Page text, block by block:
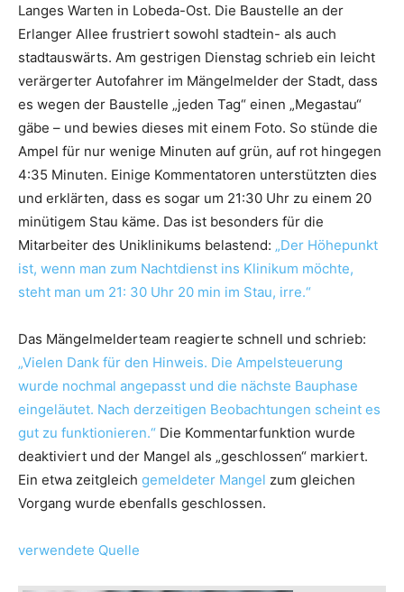
Langes Warten in Lobeda-Ost. Die Baustelle an der
Erlanger Allee frustriert sowohl stadtein- als auch
stadtauswärts. Am gestrigen Dienstag schrieb ein leicht
verärgerter Autofahrer im Mängelmelder der Stadt, dass
es wegen der Baustelle „jeden Tag“ einen „Megastau“
gäbe – und bewies dieses mit einem Foto. So stünde die
Ampel für nur wenige Minuten auf grün, auf rot hingegen
4:35 Minuten. Einige Kommentatoren unterstützten dies
und erklärten, dass es sogar um 21:30 Uhr zu einem 20
minütigem Stau käme. Das ist besonders für die
Mitarbeiter des Uniklinikums belastend: „Der Höhepunkt
ist, wenn man zum Nachtdienst ins Klinikum möchte,
steht man um 21: 30 Uhr 20 min im Stau, irre.“
Das Mängelmelderteam reagierte schnell und schrieb:
„Vielen Dank für den Hinweis. Die Ampelsteuerung
wurde nochmal angepasst und die nächste Bauphase
eingeläutet. Nach derzeitigen Beobachtungen scheint es
gut zu funktionieren.“ Die Kommentarfunktion wurde
deaktiviert und der Mangel als „geschlossen“ markiert.
Ein etwa zeitgleich gemeldeter Mangel zum gleichen
Vorgang wurde ebenfalls geschlossen.
verwendete Quelle